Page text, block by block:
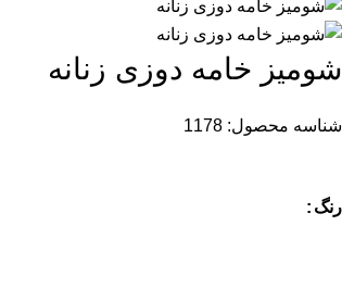
شومیز خامه دوزی زنانه
شناسه محصول: 1178
رنگ